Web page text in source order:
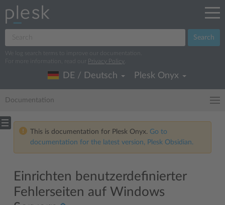
Search
We log search terms to improve our documentation.
For more information, read our
Privacy Policy
DE / Deutsch Plesk Onyx
Documentation
This is documentation for Plesk Onyx. Go to
documentation for the latest version, Plesk Obsidian.
Einrichten benutzerdefinierter
Fehlerseiten auf Windows